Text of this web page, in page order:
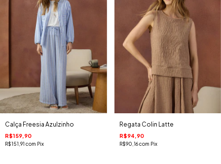
Calça Freesia Azulzinho
R$159,90
R$151,91 com Pix
Regata Colin Latte
R$94,90
R$90,16com Pix